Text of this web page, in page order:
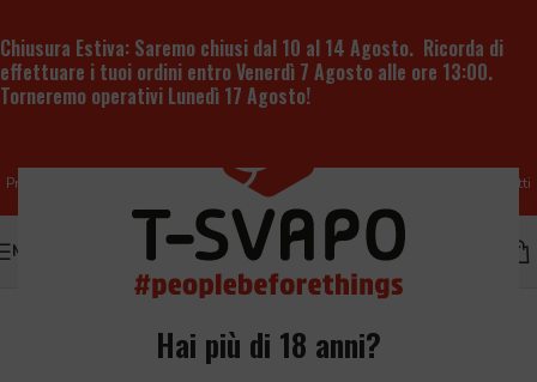
Hai più di 18 anni?
Chiusura Estiva: Saremo chiusi dal 10 al 14 Agosto. Ricorda di
effettuare i tuoi ordini entroVenerdì 7 Agosto alle ore 13:00.
Torneremo operativi Lunedì 17 Agosto!
Produzione e vendita all'ingrosso di liquidi per sigaretta elettronica e prodotti
per lo svapo
MENU